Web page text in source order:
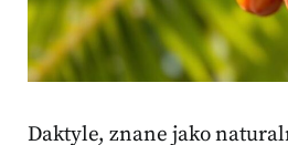
Daktyle, znane jako